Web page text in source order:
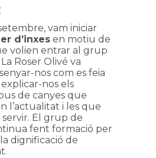
vam iniciar
d’inxes en motiu de
volien entrar al grup
Roser Olivé va
nos com es feia
nos els
de canyes que
l’actualitat i les que
servir. El grup de
fent formació per
dignificació de